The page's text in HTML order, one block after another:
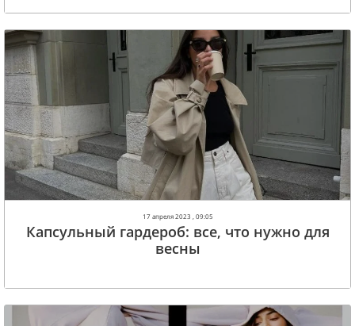
17 апреля 2023 , 09:05
Капсульный гардероб: все, что нужно для
весны